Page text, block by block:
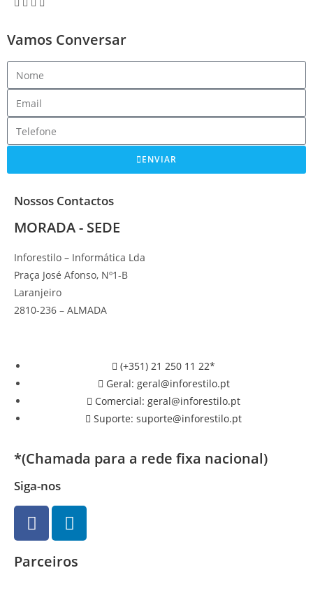
Vamos Conversar
ENVIAR
Nossos Contactos
MORADA - SEDE
Inforestilo – Informática Lda
Praça José Afonso, Nº1-B
Laranjeiro
2810-236 – ALMADA
(+351) 21 250 11 22*
Geral: geral@inforestilo.pt
Comercial: geral@inforestilo.pt
Suporte: suporte@inforestilo.pt
*(Chamada para a rede fixa nacional)
Siga-nos
Parceiros